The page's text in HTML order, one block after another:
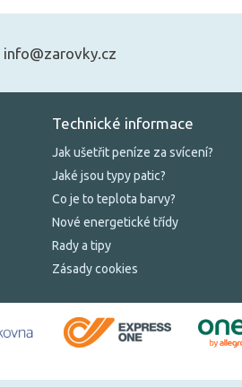
info@zarovky.cz
Technické informace
Jak ušetřit peníze za svícení?
Jaké jsou typy patic?
Co je to teplota barvy?
Nové energetické třídy
Rady a tipy
Zásady cookies